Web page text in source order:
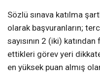
Sözlü sınava katılma
olarak başvuranların;
sayısının 2 (iki)
ettikleri görev yeri
en yüksek puan almış